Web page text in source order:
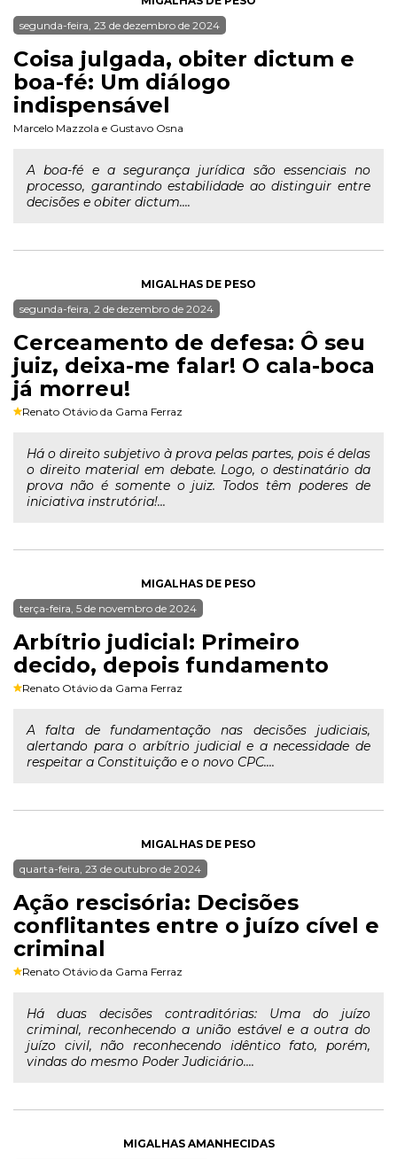
segunda-feira, 23 de dezembro de 2024
Coisa julgada, obiter dictum e
boa-fé: Um diálogo
indispensável
Marcelo Mazzola e Gustavo Osna
A boa-fé e a segurança jurídica são essenciais no
processo, garantindo estabilidade ao distinguir entre
decisões e obiter dictum....
MIGALHAS DE PESO
segunda-feira, 2 de dezembro de 2024
Cerceamento de defesa: Ô seu
juiz, deixa-me falar! O cala-boca
já morreu!
Renato Otávio da Gama Ferraz
Há o direito subjetivo à prova pelas partes, pois é delas
o direito material em debate. Logo, o destinatário da
prova não é somente o juiz. Todos têm poderes de
iniciativa instrutória!...
MIGALHAS DE PESO
terça-feira, 5 de novembro de 2024
Arbítrio judicial: Primeiro
decido, depois fundamento
Renato Otávio da Gama Ferraz
A falta de fundamentação nas decisões judiciais,
alertando para o arbítrio judicial e a necessidade de
respeitar a Constituição e o novo CPC....
MIGALHAS DE PESO
quarta-feira, 23 de outubro de 2024
Ação rescisória: Decisões
conflitantes entre o juízo cível e
criminal
Renato Otávio da Gama Ferraz
Há duas decisões contraditórias: Uma do juízo
criminal, reconhecendo a união estável e a outra do
juízo civil, não reconhecendo idêntico fato, porém,
vindas do mesmo Poder Judiciário....
MIGALHAS AMANHECIDAS